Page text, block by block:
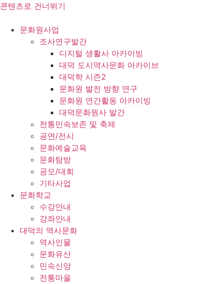
콘텐츠로 건너뛰기
문화원사업
조사연구발간
디지털 생활사 아카이빙
대덕 도시역사문화 아카이브
대덕학 시즌2
문화원 발전 방향 연구
문화원 연간활동 아카이빙
대덕문화원사 발간
전통민속보존 및 축제
공연/전시
문화예술교육
문화탐방
공모/대회
기타사업
문화학교
수강안내
강좌안내
대덕의 역사문화
역사인물
문화유산
민속신앙
전통마을